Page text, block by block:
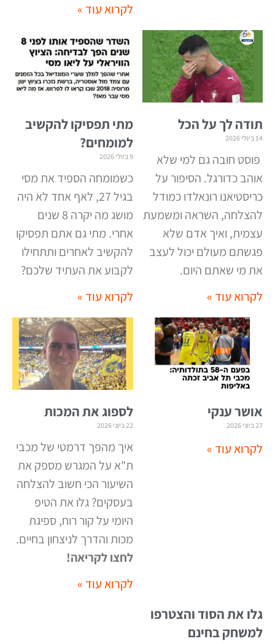
לקרוא עוד »
תודה לך על הכל
14 ביולי 2026
פוסט חובה גם למי שלא
אוהב כדורגל. הסיפור על
כריסטיאנו רונאלדו כמודל
להצלחה, השראה ומשמעת
עצמית, ואיך אדם שלא
פגשתם מעולם יכול לעצב
את מי שאתם היום.
לקרוא עוד »
מתי תפסיקו להקשיב
למומחים?
9 ביולי 2026
כשמומחה הספיד את מסי
בגיל 27, לאף אחד לא היה
מושג מה יקרה 8 שנים
אחרי. מתי גם אתם תפסיקו
להקשיב לאחרים ותתחילו
לקבוע את העתיד שלכם?
לקרוא עוד »
אושר ענקי
27 ביוני 2026
לקרוא עוד »
לספוג את המכות
22 ביוני 2026
איך מהפך דרמטי של מכבי
ת"א על המגרש מספק את
השיעור הכי חשוב להצלחה
בעסקים? גלו את הטיפ
היומי על קור רוח, ספיגת
מכות והדרך לניצחון בחיים.
לחצו לקריאה!
לקרוא עוד »
גלו את הסוד והצטרפו
למשחק בחינם